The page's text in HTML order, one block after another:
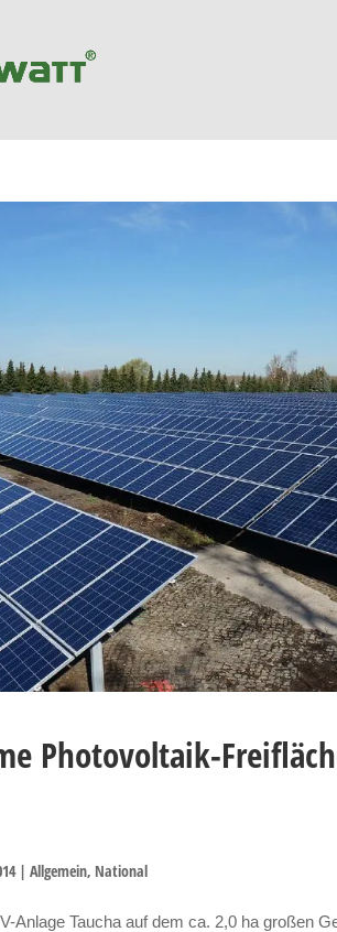
Photovoltaik-
|Allgemein, National
Anlage Taucha auf dem ca. 2,0 ha großen